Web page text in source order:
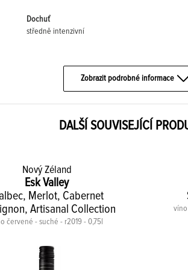
Dochuť
středně intenzivní
Zobrazit podrobné informace
DALŠÍ SOUVISEJÍCÍ
Nový Zéland
Esk Valley
Merlot, Cabernet
Artisanal Collection
červené - suché - r2019 - 0,75l